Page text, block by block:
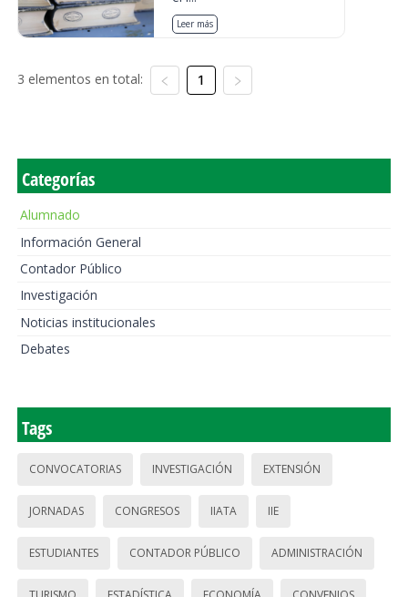
Leer más
3 elementos en total: 1
Categorías
Alumnado
Información General
Contador Público
Investigación
Noticias institucionales
Debates
Tags
CONVOCATORIAS INVESTIGACIÓN EXTENSIÓN
JORNADAS CONGRESOS IIATA IIE
ESTUDIANTES CONTADOR PÚBLICO ADMINISTRACIÓN